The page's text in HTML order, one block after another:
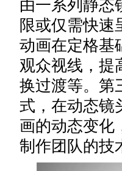
由一系列静态
限或仅需快速
动画在定格基
观众视线，提
换过渡等。第
式，在动态镜
画的动态变化
制作团队的技